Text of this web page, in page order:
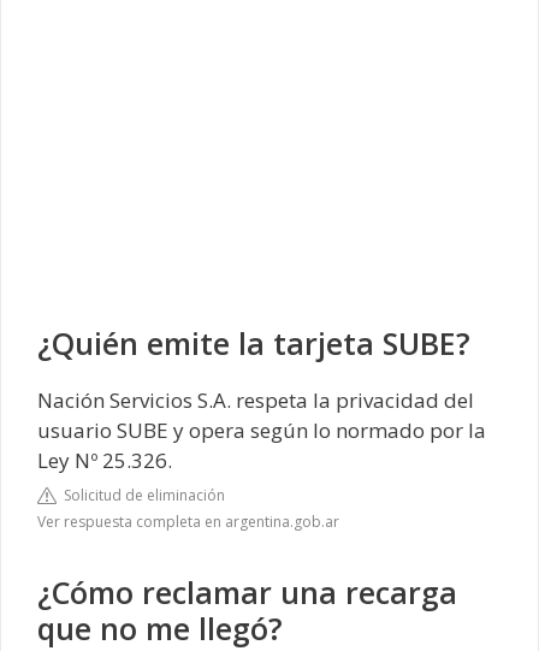
¿Quién emite la tarjeta SUBE?
Nación Servicios S.A. respeta la privacidad del
usuario SUBE y opera según lo normado por la
Ley Nº 25.326.
Solicitud de eliminación
Ver respuesta completa en argentina.gob.ar
¿Cómo reclamar una recarga
que no me llegó?